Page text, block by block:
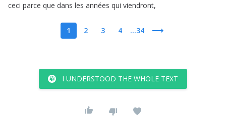
ceci parce que dans les années qui viendront,
1 2 3 4 ...34
I UNDERSTOOD THE WHOLE TEXT